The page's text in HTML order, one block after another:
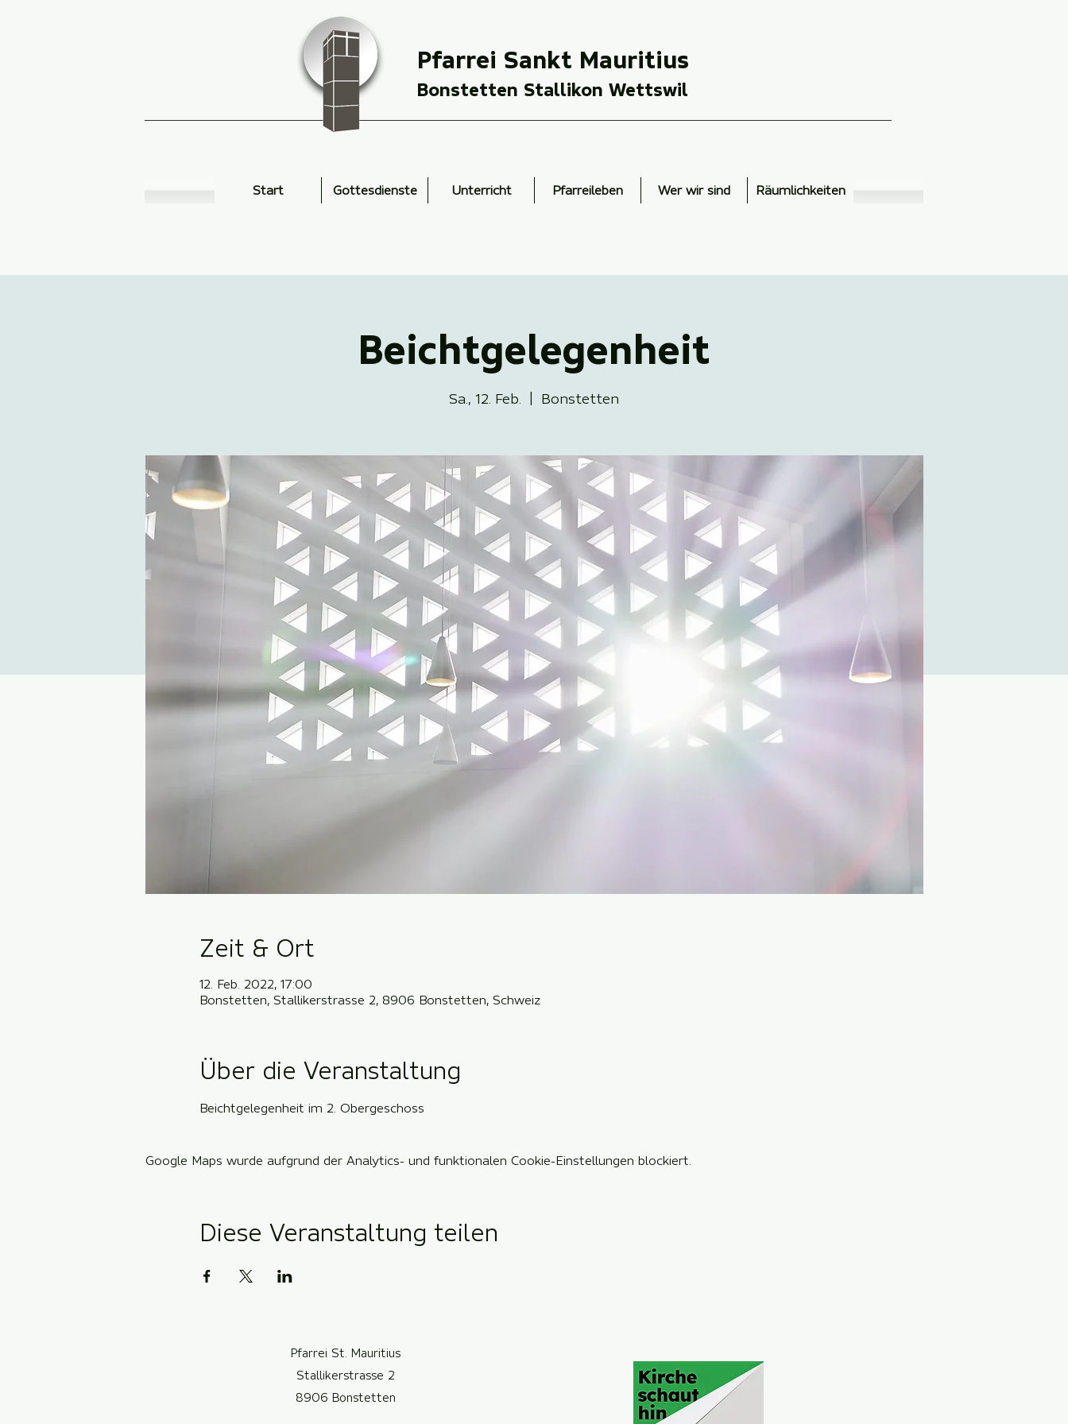
Pfarrei Sankt Mauritius
Bonstetten Stallikon Wettswil
Start Gottesdienste Unterricht Pfarreileben Wer wir sind Räumlichkeiten
Beichtgelegenheit
Sa., 12. Feb. Bonstetten
Zeit & Ort
12. Feb. 2022, 17:00
Bonstetten, Stallikerstrasse 2, 8906 Bonstetten, Schweiz
Über die Veranstaltung
Beichtgelegenheit im 2. Obergeschoss
Google Maps wurde aufgrund der Analytics- und funktionalen Cookie-Einstellungen blockiert.
Diese Veranstaltung teilen
Pfarrei St. Mauritius
Stallikerstrasse 2
8906 Bonstetten